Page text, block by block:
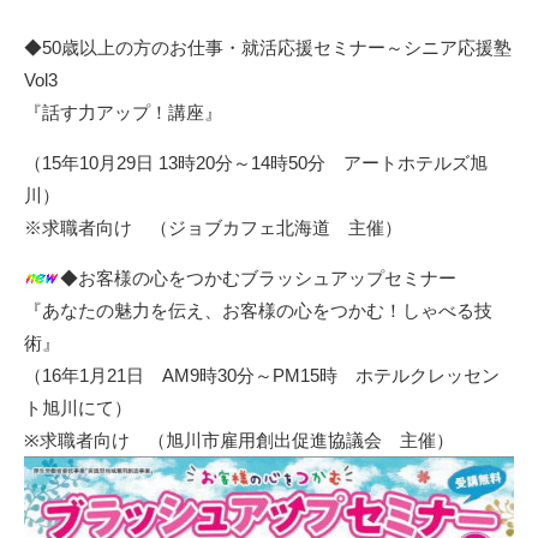
◆50歳以上の方のお仕事・就活応援セミナー～シニア応援塾
Vol3
『話す力アップ！講座』
（15年10月29日 13時20分～14時50分 アートホテルズ旭
川）
※求職者向け （ジョブカフェ北海道 主催）
◆お客様の心をつかむブラッシュアップセミナー
『あなたの魅力を伝え、お客様の心をつかむ！しゃべる技
術』
（16年1月21日 AM9時30分～PM15時 ホテルクレッセン
ト旭川にて）
※求職者向け （旭川市雇用創出促進協議会 主催）